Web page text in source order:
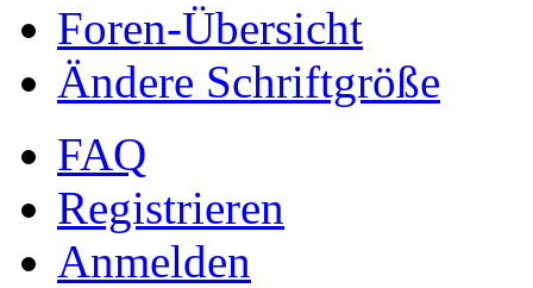
Foren-Übersicht
Ändere Schriftgröße
FAQ
Registrieren
Anmelden